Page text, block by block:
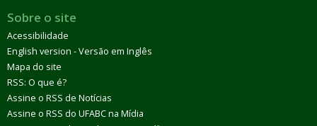
Sobre o site
Acessibilidade
English version - Versão em Inglês
Mapa do site
RSS: O que é?
Assine o RSS de Notícias
Assine o RSS do UFABC na Mídia